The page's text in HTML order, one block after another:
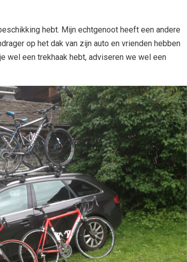
hebt. Mijn echtgenoot heeft een andere
op het dak van zijn auto en vrienden hebben
wel een trekhaak hebt, adviseren we wel een